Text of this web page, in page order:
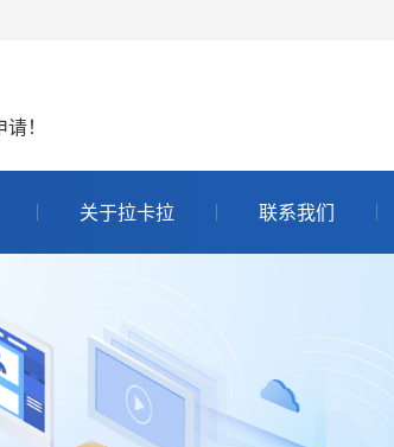
！
关于拉卡拉 联系我们